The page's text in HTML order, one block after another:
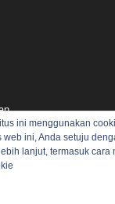
ini menggunakan
web ini, Anda setuju
lanjut, termasuk cara